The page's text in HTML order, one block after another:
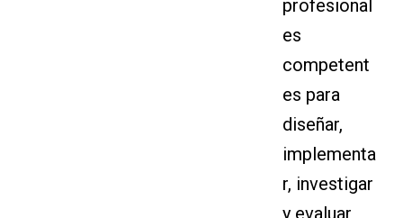
profesional
es
competent
es para
diseñar,
implementa
r, investigar
y evaluar